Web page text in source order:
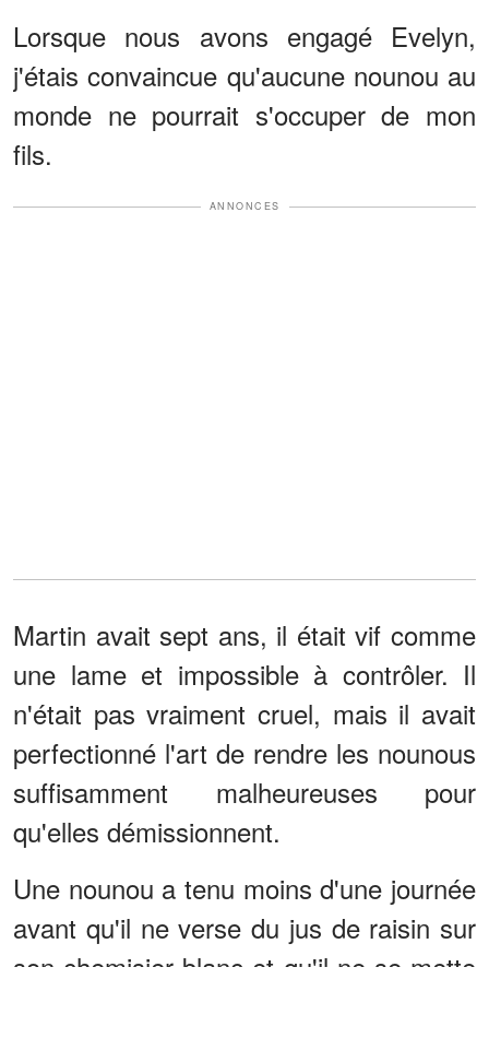
Lorsque nous avons engagé Evelyn,
j'étais convaincue qu'aucune nounou au
monde ne pourrait s'occuper de mon
fils.
ANNONCES
Martin avait sept ans, il était vif comme
une lame et impossible à contrôler. Il
n'était pas vraiment cruel, mais il avait
perfectionné l'art de rendre les nounous
suffisamment malheureuses pour
qu'elles démissionnent.
Une nounou a tenu moins d'une journée
avant qu'il ne verse du jus de raisin sur
son chemisier blanc et qu'il ne se mette